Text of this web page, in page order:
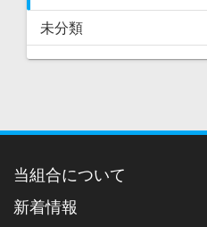
未分類
当組合について
新着情報